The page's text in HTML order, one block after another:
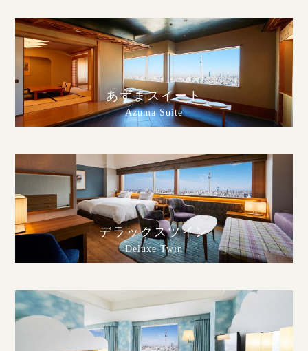
あずまスイート
Azuma Suite
デラックスツイン
Deluxe Twin